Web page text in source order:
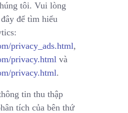
tôi. Vui lòng
để tìm hiểu
privacy_ads.html,
privacy.html và
privacy.html.
tin thu thập
tích của bên thứ